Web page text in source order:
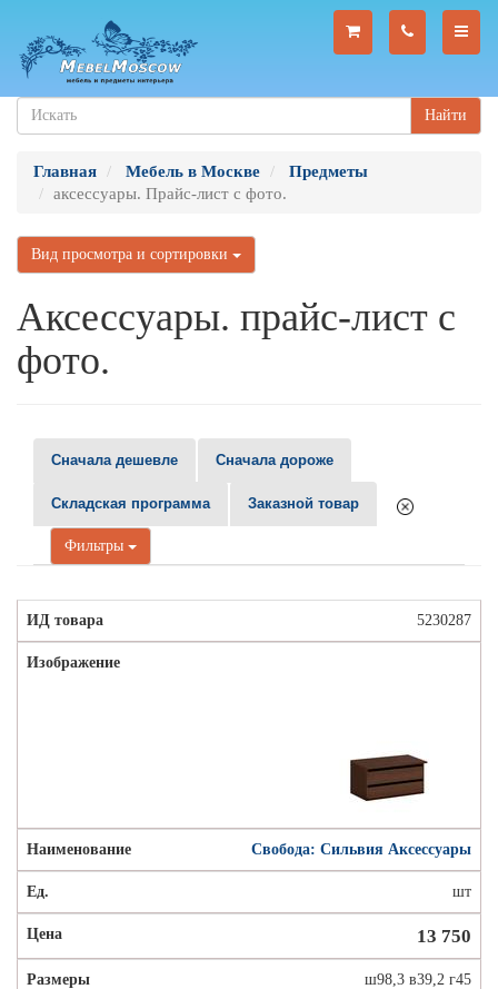
Найти
Главная Мебель в Москве
Предметы
аксессуары. Прайс-лист с фото.
Вид просмотра и сортировки
Аксессуары. прайс-лист с
фото.
Сначала дешевле Сначала дороже
Складская программа Заказной товар
Фильтры
5230287
Свобода: Сильвия Аксессуары
шт
13 750
ш98,3 в39,2 г45